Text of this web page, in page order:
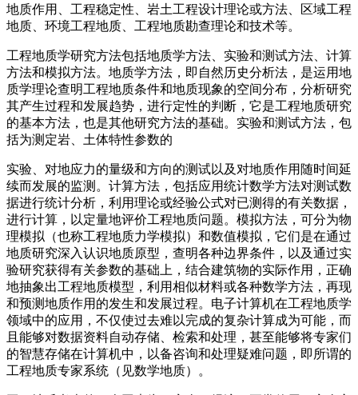
地质作用、工程稳定性、岩土工程设计理论或方法、区域工程
地质、环境工程地质、工程地质勘查理论和技术等。
工程地质学研究方法包括地质学方法、实验和测试方法、计算
方法和模拟方法。地质学方法，即自然历史分析法，是运用地
质学理论查明工程地质条件和地质现象的空间分布，分析研究
其产生过程和发展趋势，进行定性的判断，它是工程地质研究
的基本方法，也是其他研究方法的基础。实验和测试方法，包
括为测定岩、土体特性参数的
实验、对地应力的量级和方向的测试以及对地质作用随时间延
续而发展的监测。计算方法，包括应用统计数学方法对测试数
据进行统计分析，利用理论或经验公式对已测得的有关数据，
进行计算，以定量地评价工程地质问题。模拟方法，可分为物
理模拟（也称工程地质力学模拟）和数值模拟，它们是在通过
地质研究深入认识地质原型，查明各种边界条件，以及通过实
验研究获得有关参数的基础上，结合建筑物的实际作用，正确
地抽象出工程地质模型，利用相似材料或各种数学方法，再现
和预测地质作用的发生和发展过程。电子计算机在工程地质学
领域中的应用，不仅使过去难以完成的复杂计算成为可能，而
且能够对数据资料自动存储、检索和处理，甚至能够将专家们
的智慧存储在计算机中，以备咨询和处理疑难问题，即所谓的
工程地质专家系统（见数学地质）。